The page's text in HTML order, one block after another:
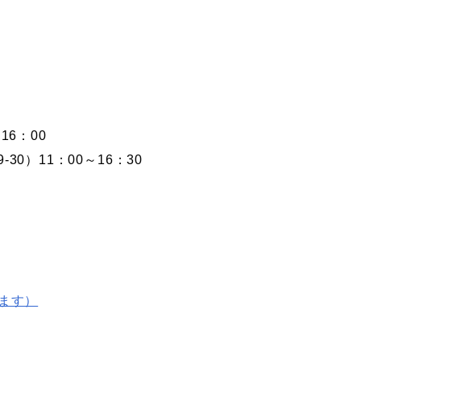
16 ：00
30） 11 ：00 ～ 16 ：30
す）